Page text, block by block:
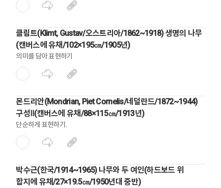
클림트(Klimt, Gustav/오스트리아/1862~1918) 생명의 나무
(캔버스에 유채/102×195㎝/1905년)
의미를 담아 표현하기
몬드리안(Mondrian, Piet Cornelis/네덜란드/1872~1944)
구성Ⅱ(캔버스에 유채/88×115㎝/1913년)
단순하게 표현하기.
박수근(한국/1914~1965) 나무와 두 여인(하드보드 위
합지에 유채/27×19.5㎝/1950년대 중반)